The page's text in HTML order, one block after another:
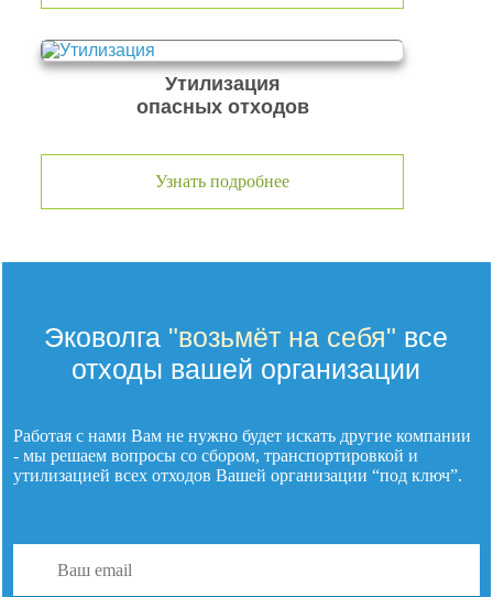
Утилизация
опасных отходов
Узнать подробнее
Эковолга "возьмёт на себя" все
отходы вашей организации
Работая с нами Вам не нужно будет искать другие компании
- мы решаем вопросы со сбором, транспортировкой и
утилизациейвсех отходов Вашей организации “под ключ”.